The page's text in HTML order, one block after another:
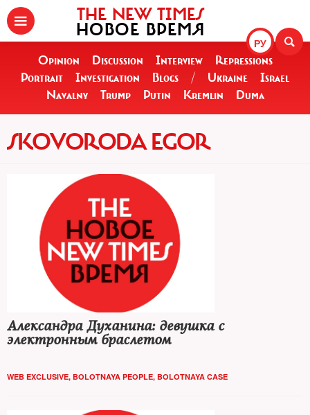
РУ
THE NEW TIMES
НОВОЕ ВРЕМЯ
Opinion Discussion Interview
Repressions
Portrait
Investigation Blogs / Ukraine
Israel
Navalny
Trump Putin Kremlin Duma
SKOVORODA EGOR
Александра Духанина: девушка с
электронным браслетом
WEB EXCLUSIVE, BOLOTNAYA PEOPLE, BOLOTNAYA CASE